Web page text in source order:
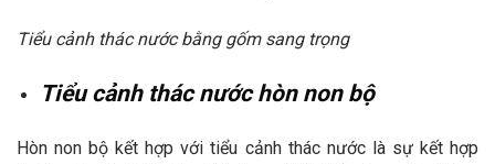
Tiểu cảnh thác nước bằng gốm sang trọng
Tiểu cảnh thác nước hòn non bộ
Hòn non bộ kết hợp với tiểu cảnh thác nước là sự kết hợp